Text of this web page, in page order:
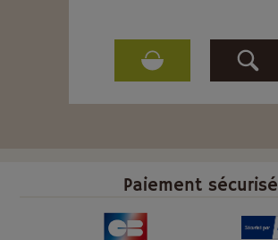
Paiement sécurisé